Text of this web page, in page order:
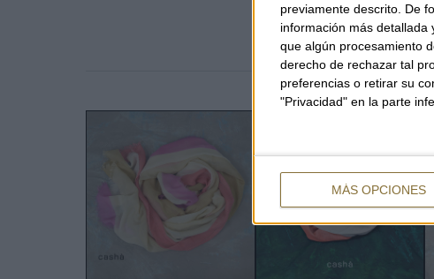
previamente descrito. De
información más detallada
que algún procesamiento
derecho de rechazar tal
preferencias o retirar su
"Privacidad" en la parte
MÁS OPCIONES